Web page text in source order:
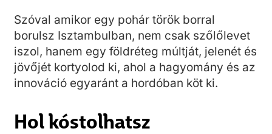
Szóval amikor egy pohár török borral
borulsz Isztambulban, nem csak szőlőlevet
iszol, hanem egy földréteg múltját, jelenét és
jövőjét kortyolod ki, ahol a hagyomány és az
innováció egyaránt a hordóban köt ki.
Hol kóstolhatsz